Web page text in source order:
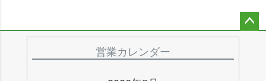
営業カレンダー